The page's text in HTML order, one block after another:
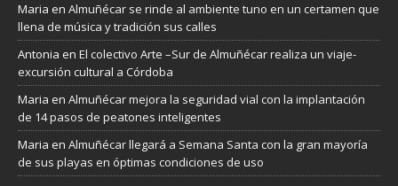
Maria en Almuñécar se rinde al ambiente tuno en un certamen que
llena de música y tradición sus calles
Antonia en El colectivo Arte –Sur de Almuñécar realiza un viaje-
excursión cultural a Córdoba
Maria en Almuñécar mejora la seguridad vial con la implantación
de 14 pasos de peatones inteligentes
Maria en Almuñécar llegará a Semana Santa con la gran mayoría
de sus playas en óptimas condiciones de uso